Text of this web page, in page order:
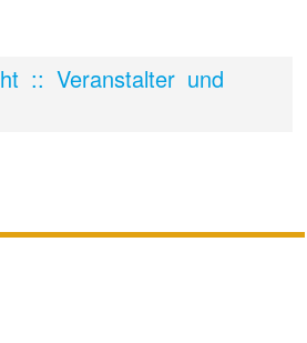
:: Veranstalter und